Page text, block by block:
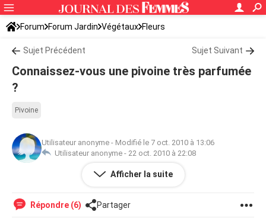
Forum Forum Jardin Végétaux Fleurs
Sujet Précédent Sujet Suivant
Connaissez-vous une pivoine très parfumée
?
Pivoine
Utilisateur anonyme - Modifié le 7 oct. 2010 à 13:06
Utilisateur anonyme - 22 oct. 2010 à 22:08
Je cherche le nom pivoine très parfumé?
Afficher la suite
Répondre (6) Partager